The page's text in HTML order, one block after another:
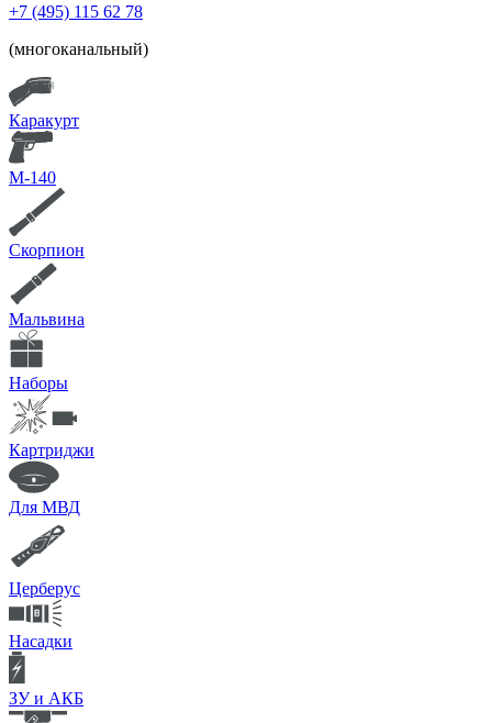
+7 (495) 115 62 78
(многоканальный)
Каракурт
М-140
Скорпион
Мальвина
Наборы
Картриджи
Для МВД
Церберус
Насадки
ЗУ и АКБ